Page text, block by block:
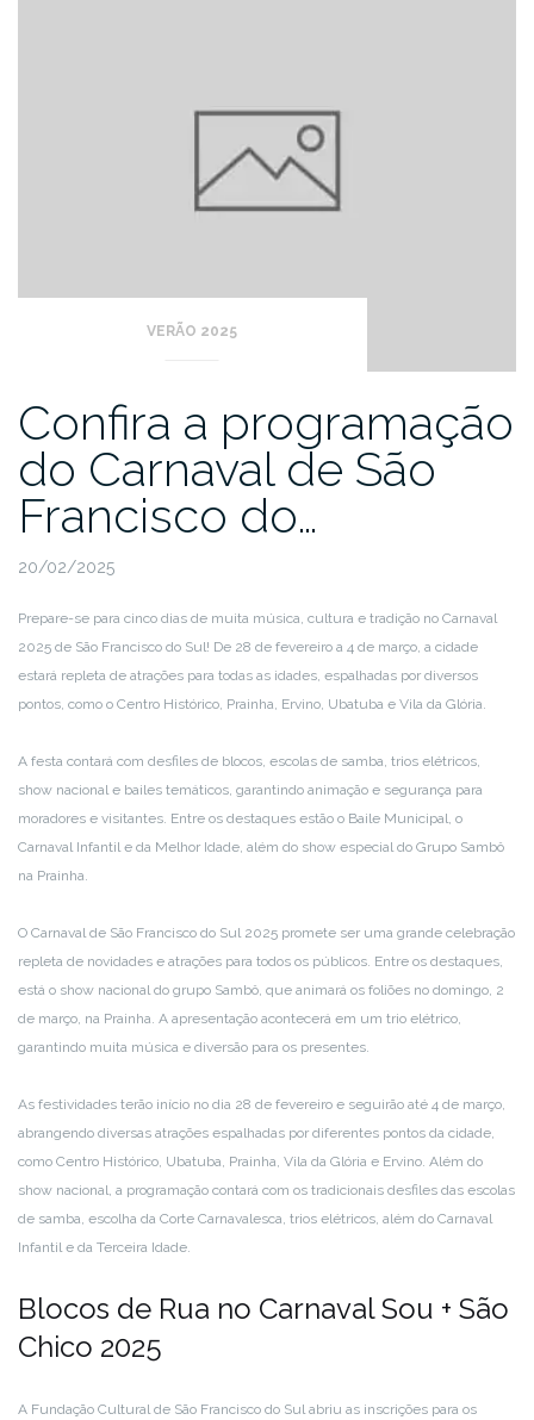
VERÃO 2025
Confira a programação
do Carnaval de São
Francisco do…
20/02/2025
Prepare-se para cinco dias de muita música, cultura e tradição no Carnaval
2025 de São Francisco do Sul! De 28 de fevereiro a 4 de março, a cidade
estará repleta de atrações para todas as idades, espalhadas por diversos
pontos, como o Centro Histórico, Prainha, Ervino, Ubatuba e Vila da Glória.
A festa contará com desfiles de blocos, escolas de samba, trios elétricos,
show nacional e bailes temáticos, garantindo animação e segurança para
moradores e visitantes. Entre os destaques estão o Baile Municipal, o
Carnaval Infantil e da Melhor Idade, além do show especial do Grupo Sambô
na Prainha.
O Carnaval de São Francisco do Sul 2025 promete ser uma grande celebração
repleta de novidades e atrações para todos os públicos. Entre os destaques,
está o show nacional do grupo Sambô, que animará os foliões no domingo, 2
de março, na Prainha. A apresentação acontecerá em um trio elétrico,
garantindo muita música e diversão para os presentes.
As festividades terão início no dia 28 de fevereiro e seguirão até 4 de março,
abrangendo diversas atrações espalhadas por diferentes pontos da cidade,
como Centro Histórico, Ubatuba, Prainha, Vila da Glória e Ervino. Além do
show nacional, a programação contará com os tradicionais desfiles das escolas
de samba, escolha da Corte Carnavalesca, trios elétricos, além do Carnaval
Infantil e da Terceira Idade.
Blocos de Rua no Carnaval Sou + São
Chico 2025
A Fundação Cultural de São Francisco do Sul abriu as inscrições para os